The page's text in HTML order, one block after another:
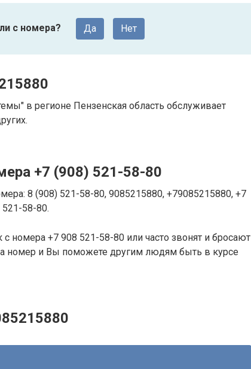
с номера? Да Нет
в регионе Пензенская область обслуживает
+7 (908) 521-58-80
8 (908) 521-58-80, 9085215880, +79085215880, +7
58-80.
номера +7 908 521-58-80 или часто звонят и бросают
номер и Вы поможете другим людям быть в курсе